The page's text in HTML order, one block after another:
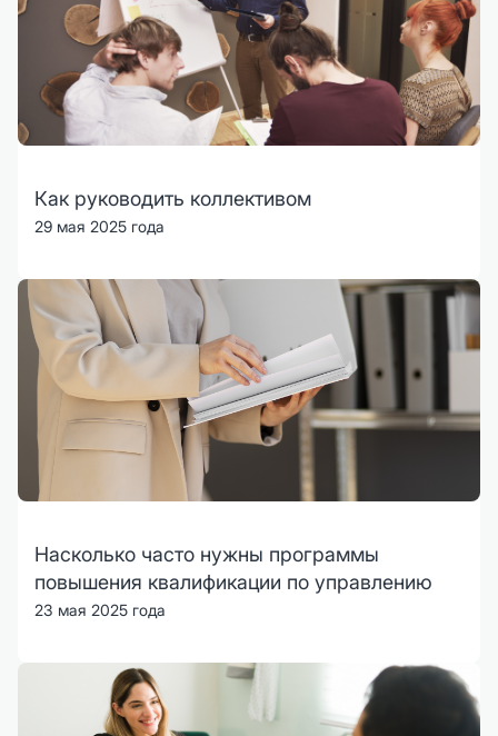
Как руководить коллективом
29 мая 2025 года
Насколько часто нужны программы
повышения квалификации по управлению
23 мая 2025 года